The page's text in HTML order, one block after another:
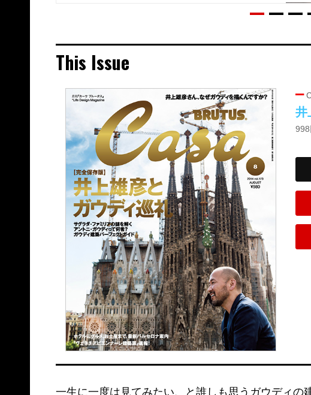
This Issue
井
一生に一度は見てみたい、と誰しも思うガウディの